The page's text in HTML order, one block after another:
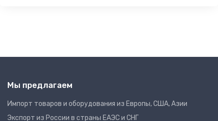
Мы предлагаем
Импорт товаров и оборудования из Европы, США, Азии
Экспорт из России в страны ЕАЭС и СНГ